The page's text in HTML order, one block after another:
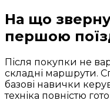
На що
першою
Після покупки не
складні маршрути.
базові навички
техніка повністю